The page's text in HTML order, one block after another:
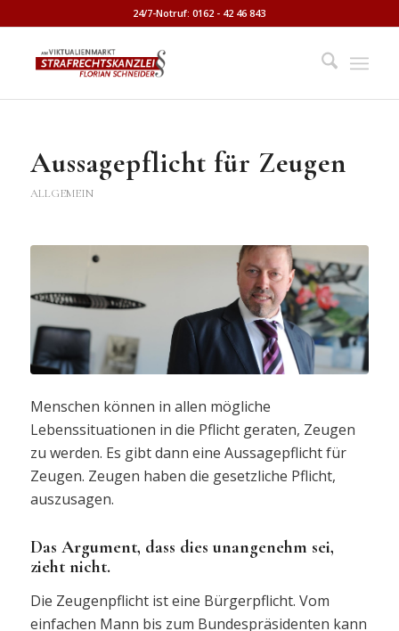
24/7-Notruf: 0162 - 42 46 843
Aussagepflicht für Zeugen
ALLGEMEIN
Menschen können in allen mögliche
Lebenssituationen in die Pflicht geraten, Zeugen
zu werden. Es gibt dann eine Aussagepflicht für
Zeugen. Zeugen haben die gesetzliche Pflicht,
auszusagen.
Das Argument, dass dies unangenehm sei,
zieht nicht.
Die Zeugenpflicht ist eine Bürgerpflicht. Vom
einfachen Mann bis zum Bundespräsidenten kann